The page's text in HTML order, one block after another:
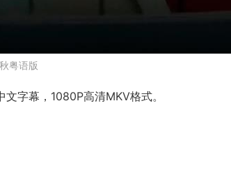
粤语版
字幕，1080P高清MKV格式。